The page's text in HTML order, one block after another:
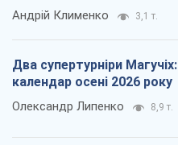
Андрій Клименко 3,1 т.
Два супертурніри
календар осені 2026 року
Олександр Липенко 8,9 т.